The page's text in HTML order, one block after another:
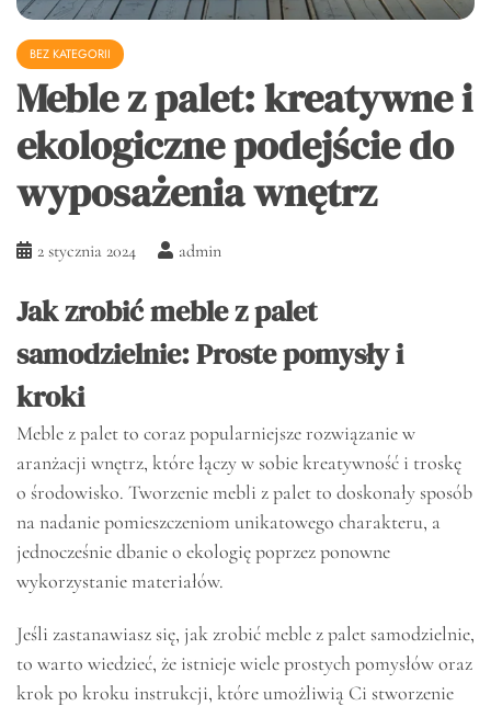
BEZ KATEGORII
Meble z palet: kreatywne i
ekologiczne podejście do
wyposażenia wnętrz
2 stycznia 2024 admin
Jak zrobić meble z palet
samodzielnie: Proste pomysły i
kroki
Meble z palet to coraz popularniejsze rozwiązanie w
aranżacji wnętrz, które łączy w sobie kreatywność i troskę
o środowisko. Tworzenie mebli z palet to doskonały sposób
na nadanie pomieszczeniom unikatowego charakteru, a
jednocześnie dbanie o ekologię poprzez ponowne
wykorzystanie materiałów.
Jeśli zastanawiasz się, jak zrobić meble z palet samodzielnie,
to warto wiedzieć, że istnieje wiele prostych pomysłów oraz
krok po kroku instrukcji, które umożliwią Ci stworzenie